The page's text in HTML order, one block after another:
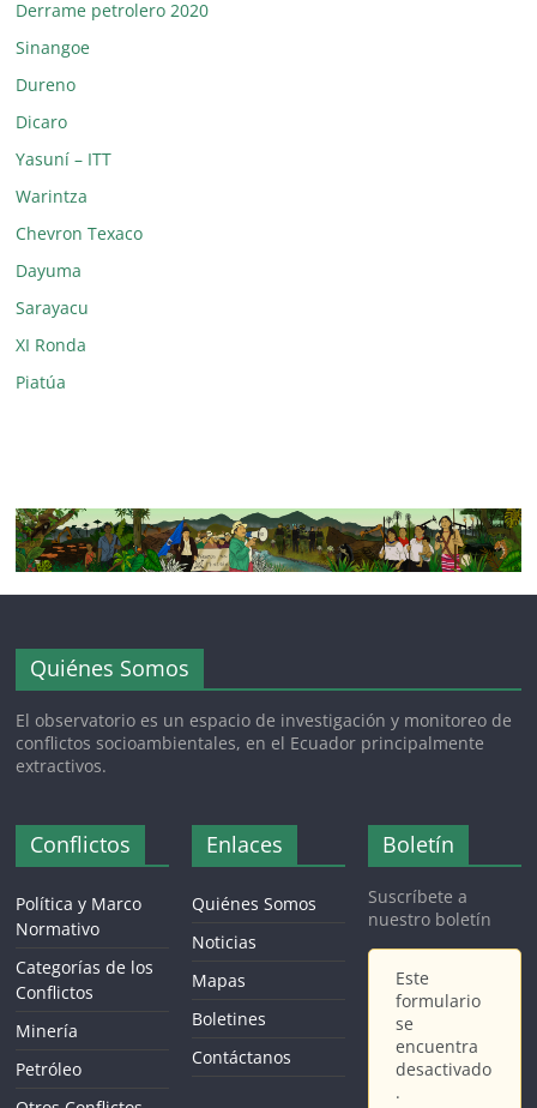
Derrame petrolero 2020
Sinangoe
Dureno
Dicaro
Yasuní – ITT
Warintza
Chevron Texaco
Dayuma
Sarayacu
XI Ronda
Piatúa
Quiénes Somos
El observatorio es un espacio de investigación y monitoreo de
conflictos socioambientales, en el Ecuador principalmente
extractivos.
Conflictos
Política y Marco
Normativo
Categorías de los
Conflictos
Minería
Petróleo
Enlaces
Quiénes Somos
Noticias
Mapas
Boletines
Contáctanos
Boletín
Suscríbete a
nuestro boletín
Este
formulario
se
encuentra
desactivado
.